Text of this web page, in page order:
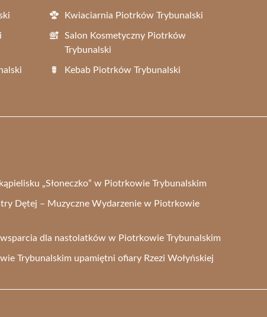
Kwiaciarnia Piotrków Trybunalski
Salon Kosmetyczny Piotrków
Trybunalski
Kebab Piotrków Trybunalski
„Słoneczko” w Piotrkowie Trybunalskim
Dętej – Muzyczne Wydarzenie w Piotrkowie
wsparcia dla nastolatków w Piotrkowie Trybunalskim
Trybunalskim upamiętni ofiary Rzezi Wołyńskiej